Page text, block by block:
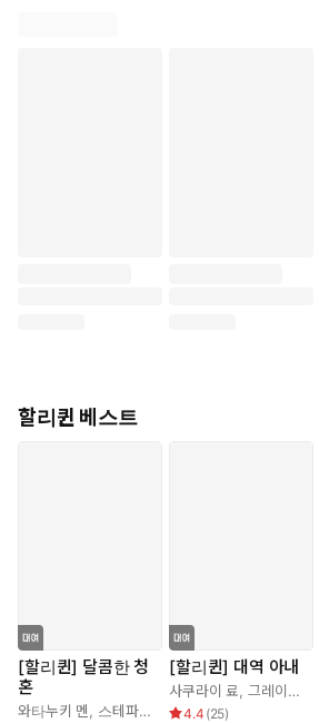
할리퀸 베스트
[할리퀸] 달콤한 청
혼
와타누키 멘 스테파니 로렌스
[할리퀸] 대역 아내
사쿠라이 료 그레이스 그린
4.4 (25)